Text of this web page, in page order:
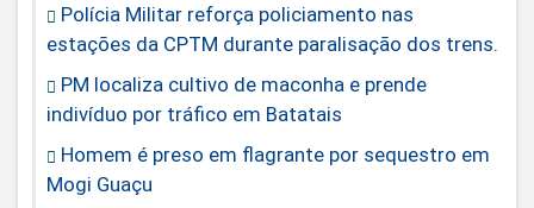
Polícia Militar reforça policiamento nas
estações da CPTM durante paralisação dos trens.
PM localiza cultivo de maconha e prende
indivíduo por tráfico em Batatais
Homem é preso em flagrante por sequestro em
Mogi Guaçu